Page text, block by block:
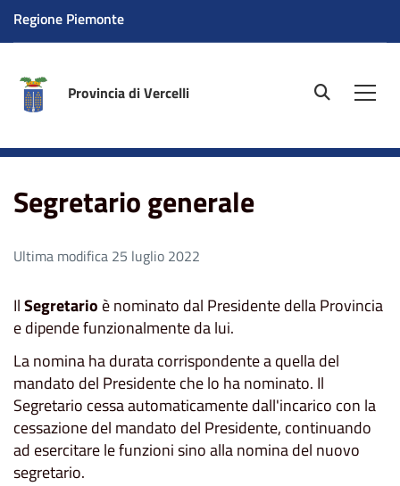
Regione Piemonte
Provincia di Vercelli site.searc
Segretario generale
Ultima modifica 25 luglio 2022
IlSegretario è nominato dal Presidente della Provincia
e dipende funzionalmente da lui.
La nomina ha durata corrispondente a quella del
mandato del Presidente che lo ha nominato. Il
Segretario cessa automaticamente dall'incarico con la
cessazione del mandato del Presidente, continuando
ad esercitare le funzioni sino alla nomina del nuovo
segretario.